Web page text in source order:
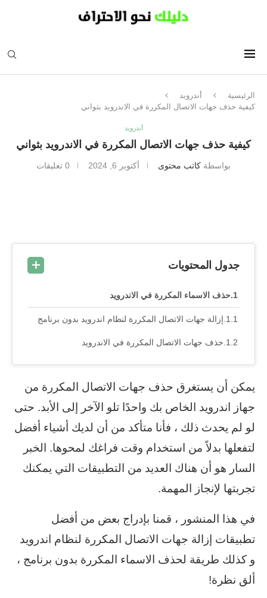
الرئيسية
أندرويد
كيفية حذف جهات الاتصال المكررة في الاندرويد بثواني
أندرويد
كيفية حذف جهات الاتصال المكررة في الاندرويد بثواني
بواسطة كاتب محتوى أكتوبر 6, 2024 0 تعليقات
جدول المحتويات
حذف الاسماء المكررة في الاندرويد
إزالة جهات الاتصال المكررة لنظام اندرويد بدون برنامج
حذف جهات الاتصال المكررة في الاندرويد
يمكن أن يستغرق حذف جهات الاتصال المكررة من
جهاز اندرويد الخاص بك واحدًا تلو الآخر إلى الأبد. حتى
لو لم يحدث ذلك ، فأنا متأكد من أن لديك أشياء أفضل
لتفعلها بدلاً من استخدام وقت فراغك لمحوها. الخبر
السار هو أن هناك العديد من التطبيقات التي يمكنك
تجربتها لإنجاز المهمة.
في هذا المنشور ، قمنا بإدراج بعض من أفضل
تطبيقات إزالة جهات الاتصال المكررة لنظام اندرويد
و كذلك طريقة لحذف الاسماء المكررة بدون برنامج ،
ألق نظرة!